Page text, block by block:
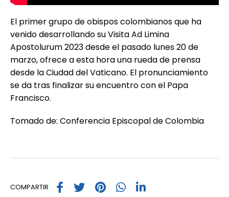
El primer grupo de obispos colombianos que ha
venido desarrollando su Visita Ad Limina
Apostolurum 2023 desde el pasado lunes 20 de
marzo, ofrece a esta hora una rueda de prensa
desde la Ciudad del Vaticano. El pronunciamiento
se da tras finalizar su encuentro con el Papa
Francisco.
Tomado de: Conferencia Episcopal de Colombia
COMPARTIR